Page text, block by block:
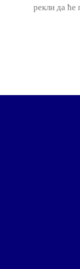
рекли да ће